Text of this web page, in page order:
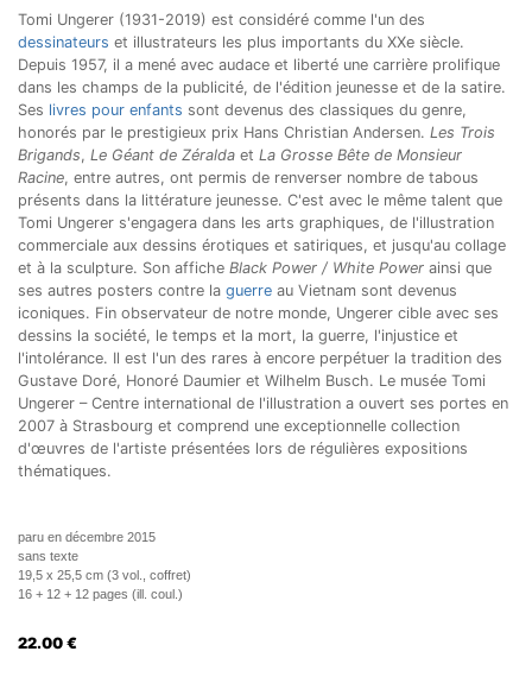
Tomi Ungerer (1931-2019) est considéré comme l'un des
dessinateurs et illustrateurs les plus importants du XXe siècle.
Depuis 1957, il a mené avec audace et liberté une carrière prolifique
dans les champs de la publicité, de l'édition jeunesse et de la satire.
Ses livres pour enfants sont devenus des classiques du genre,
honorés par le prestigieux prix Hans Christian Andersen. Les Trois
Brigands, Le Géant de Zéralda et La Grosse Bête de Monsieur
Racine, entre autres, ont permis de renverser nombre de tabous
présents dans la littérature jeunesse. C'est avec le même talent que
Tomi Ungerer s'engagera dans les arts graphiques, de l'illustration
commerciale aux dessins érotiques et satiriques, et jusqu'au collage
et à la sculpture. Son affiche Black Power / White Power ainsi que
ses autres posters contre la guerre au Vietnam sont devenus
iconiques. Fin observateur de notre monde, Ungerer cible avec ses
dessins la société, le temps et la mort, la guerre, l'injustice et
l'intolérance. Il est l'un des rares à encore perpétuer la tradition des
Gustave Doré, Honoré Daumier et Wilhelm Busch. Le musée Tomi
Ungerer – Centre international de l'illustration a ouvert ses portes en
2007 à Strasbourg et comprend une exceptionnelle collection
d'œuvres de l'artiste présentées lors de régulières expositions
thématiques.
paru en décembre 2015
sans texte
19,5 x 25,5 cm (3 vol., coffret)
16 + 12 + 12 pages (ill. coul.)
22.00 €